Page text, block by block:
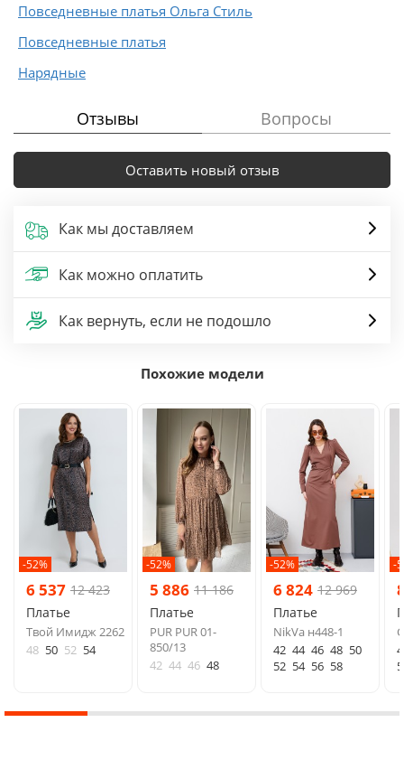
Повседневные платья Ольга Стиль
Повседневные платья
Нарядные
Отзывы Вопросы
Оставить новый отзыв
Как мы доставляем
Как можно оплатить
Как вернуть, если не подошло
Похожие модели
-52%
6 537 12 423
Платье
Твой Имидж 2262
48 50 52 54
-52%
5 886 11 186
Платье
PUR PUR 01-
850/13
42 44 46 48
-52%
6 824 12 969
Платье
NikVa н448-1
42 44 46 48 50
52 54 56 58
-